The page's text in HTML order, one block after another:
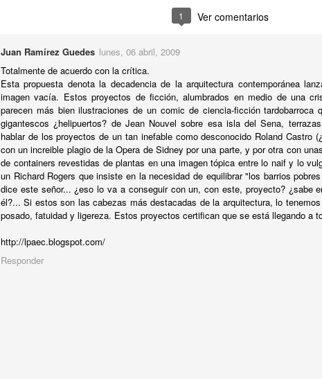
1 Ver comentarios
Juan Ramírez Guedes lunes, 06 abril, 2009
Totalmente de acuerdo con la crítica.
Esta propuesta denota la decadencia de la arquitectura contemporánea
imagen vacía. Estos proyectos de ficción, alumbrados en medio de una
parecen más bien ilustraciones de un comic de ciencia-ficción tardobarroca
gigantescos ¿helipuertos? de Jean Nouvel sobre esa isla del Sena,
hablar de los proyectos de un tan inefable como desconocido Roland Castro
con un increible plagio de la Opera de Sidney por una parte, y por otra con
de containers revestidas de plantas en una imagen tópica entre lo naif y lo
un Richard Rogers que insiste en la necesidad de equilibrar "los barrios
dice este señor... ¿eso lo va a conseguir con un, con este, proyecto? ¿sabe
él?... Si estos son las cabezas más destacadas de la arquitectura, lo
posado, fatuidad y ligereza. Estos proyectos certifican que se está llegando a
http://lpaec.blogspot.com/
Responder
Organizado por ArqinFAD y TRESPA - Trespa Design Centre
SEP
25
DE ESTA MANERA NO
Trienal de Arquitectura de Lisboa, 12 septiembre – 15
2013
Si la Trienal de Lisboa deja algo claro es que las perspectivas, los
horizontes, de la arquitectura están cambiando; sin embargo,
deja tras de sí a la vez muchas dudas respecto a si este cambio
ritmo no significará llevar la actual oquedad de contenidos e ideas
caer en un hoyo aún más hondo.
22
CONFERENCIA SCA (BUENOS AIRES), 7